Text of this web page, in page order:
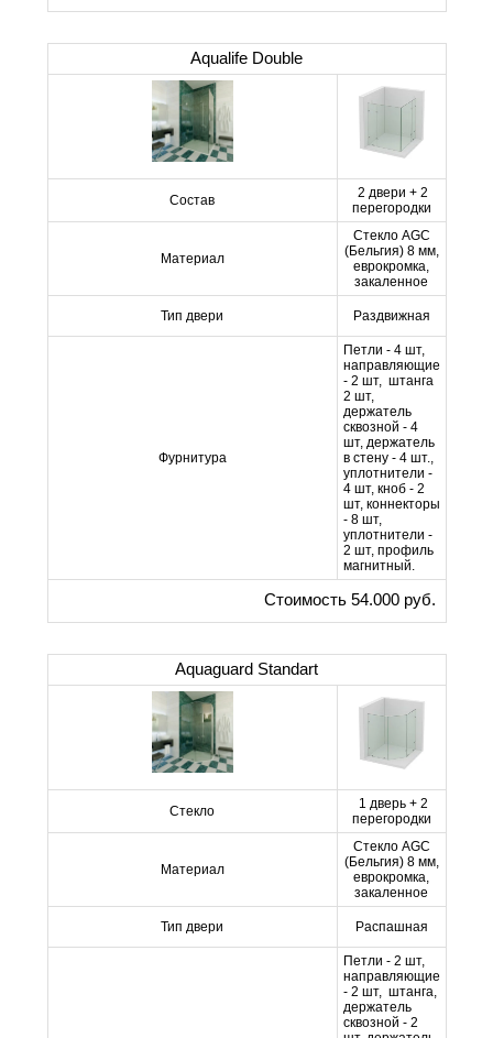
Aqualife Double
Состав
2 двери + 2
перегородки
Материал
Стекло AGC
(Бельгия) 8 мм,
еврокромка,
закаленное
Тип двери Раздвижная
Фурнитура
Петли - 4 шт,
направляющие
- 2 шт, штанга
2 шт,
держатель
сквозной - 4
шт, держатель
в стену - 4 шт.,
уплотнители -
4 шт, кноб - 2
шт, коннекторы
- 8 шт,
уплотнители -
2 шт, профиль
магнитный.
Стоимость 54.000 руб.
Aquaguard Standart
Стекло
1 дверь + 2
перегородки
Материал
Стекло AGC
(Бельгия) 8 мм,
еврокромка,
закаленное
Тип двери Распашная
Петли - 2 шт,
направляющие
- 2 шт, штанга,
держатель
сквозной - 2